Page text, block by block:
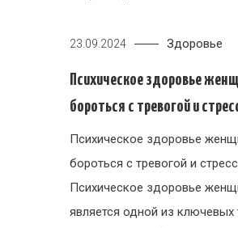
23.09.2024 Здоровье
Психическое здоровье
бороться с тревогой и
Психическое здоровье
бороться с тревогой и
Психическое здоровье
является одной из ключевых